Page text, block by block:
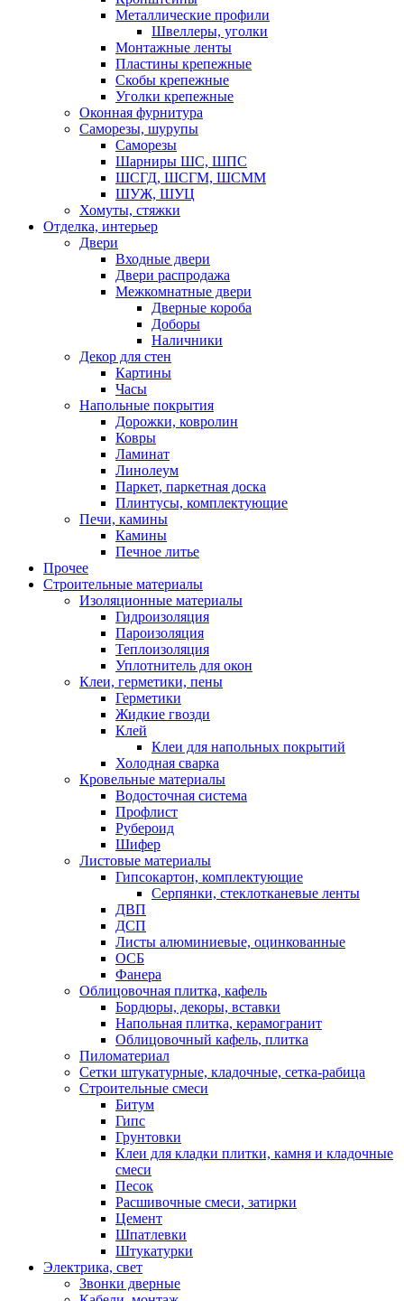
Металлические профили
Швеллеры, уголки
Монтажные ленты
Пластины крепежные
Скобы крепежные
Уголки крепежные
Оконная фурнитура
Саморезы, шурупы
Саморезы
Шарниры ШС, ШПС
ШСГД, ШСГМ, ШСММ
ШУЖ, ШУЦ
Хомуты, стяжки
Отделка, интерьер
Двери
Входные двери
Двери распродажа
Межкомнатные двери
Дверные короба
Доборы
Наличники
Декор для стен
Картины
Часы
Напольные покрытия
Дорожки, ковролин
Ковры
Ламинат
Линолеум
Паркет, паркетная доска
Плинтусы, комплектующие
Печи, камины
Камины
Печное литье
Прочее
Строительные материалы
Изоляционные материалы
Гидроизоляция
Пароизоляция
Теплоизоляция
Уплотнитель для окон
Клеи, герметики, пены
Герметики
Жидкие гвозди
Клей
Клеи для напольных покрытий
Холодная сварка
Кровельные материалы
Водосточная система
Профлист
Рубероид
Шифер
Листовые материалы
Гипсокартон, комплектующие
Серпянки, стеклотканевые ленты
ДВП
ДСП
Листы алюминиевые, оцинкованные
ОСБ
Фанера
Облицовочная плитка, кафель
Бордюры, декоры, вставки
Напольная плитка, керамогранит
Облицовочный кафель, плитка
Пиломатериал
Сетки штукатурные, кладочные, сетка-рабица
Строительные смеси
Битум
Гипс
Грунтовки
Клеи для кладки плитки, камня и кладочные
смеси
Песок
Расшивочные смеси, затирки
Цемент
Шпатлевки
Штукатурки
Электрика, свет
Звонки дверные